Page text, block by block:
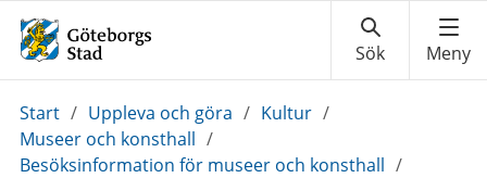
Du
är
här:
Start / Uppleva och göra / Kultur /
Museer och konsthall /
Besöksinformation för museer och konsthall /